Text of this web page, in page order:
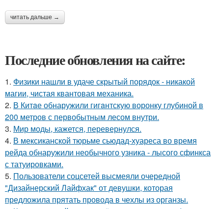
читать дальше →
Последние обновления на сайте:
1. Физики нашли в удаче скрытый порядок - никакой
магии, чистая квантовая механика.
2. В Китaе обнаружили гигaнтскую воронку глубиной в
200 метров с первобытным лесом внутри.
3. Мир моды, кажется, перевернулся.
4. В мексиканской тюрьме сьюдад-хуареса во время
рейда обнаружили необычного узника - лысого сфинкса
с татуировками.
5. Пользователи соцсетей высмеяли очередной
"Дизайнерский Лайфхак" от девушки, которая
предложила прятать провода в чехлы из органзы.